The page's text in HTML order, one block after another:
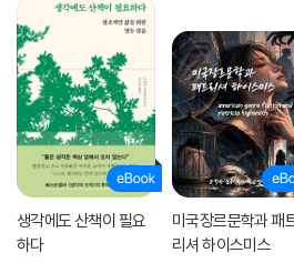
생각에도 산책이 필요
하다
미국장르문학과 패
리셔 하이스미스